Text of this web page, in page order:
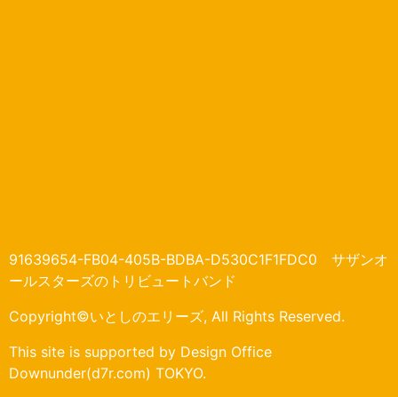
91639654-FB04-405B-BDBA-D530C1F1FDC0 サザンオ
ールスターズのトリビュートバンド
Copyright©いとしのエリーズ, All Rights Reserved.
This site is supported by Design Office
Downunder(d7r.com) TOKYO.